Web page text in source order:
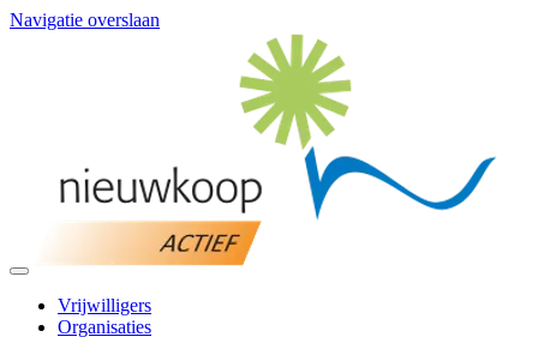
Navigatie overslaan
Vrijwilligers
Organisaties